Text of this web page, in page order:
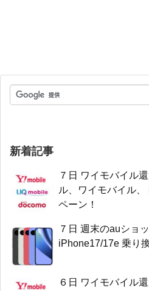
新着記事
７日 ワイモバイル
ル、ワイモバイル
ペーン！
７日 週末のauショ
iPhone17/17e 乗り
６日 ワイモバイル